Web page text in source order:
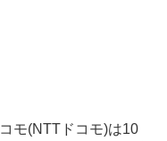
モ(NTTドコモ)は10